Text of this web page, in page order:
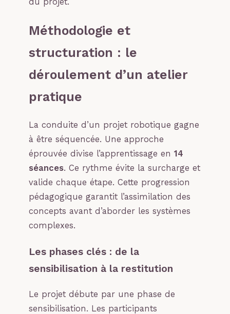
Méthodologie et
structuration : le
déroulement d’un atelier
pratique
La conduite d’un projet robotique gagne
à être séquencée. Une approche
éprouvée divise l’apprentissage en 14
séances. Ce rythme évite la surcharge et
valide chaque étape. Cette progression
pédagogique garantit l’assimilation des
concepts avant d’aborder les systèmes
complexes.
Les phases clés : de la
sensibilisation à la restitution
Le projet débute par une phase de
sensibilisation. Les participants